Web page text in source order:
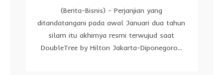
(Berita-Bisnis) - Perjanjian yang
ditandatangani pada awal Januari dua tahun
silam itu akhirnya resmi terwujud saat
DoubleTree by Hilton Jakarta-Diponegoro...